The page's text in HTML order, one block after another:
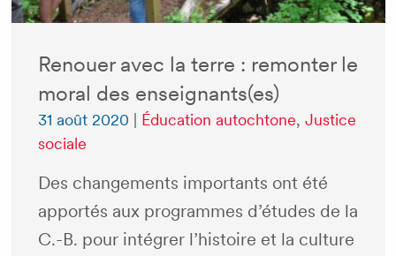
Renouer avec la terre : remonter le
moral des enseignants(es)
31 août 2020 Éducation autochtone, Justice
sociale
Des changements importants ont été
apportés aux programmes d’études de la
C.-B. pour intégrer l’histoire et la culture